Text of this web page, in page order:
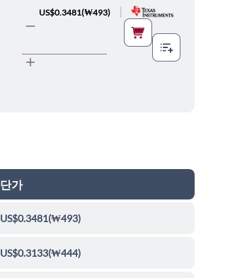
US$0.3481(₩493)
단가
US$0.3481(₩493)
US$0.3133(₩444)